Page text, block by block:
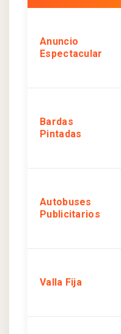
Anuncio
Espectacular
Bardas
Pintadas
Autobuses
Publicitarios
Valla Fija